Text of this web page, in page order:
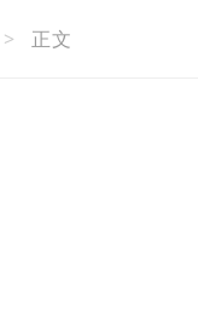
> 正文